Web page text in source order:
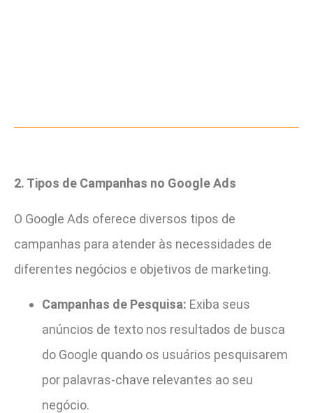
2. Tipos de Campanhas no Google Ads
O Google Ads oferece diversos tipos de
campanhas para atender às necessidades de
diferentes negócios e objetivos de marketing.
Campanhas de Pesquisa: Exiba seus
anúncios de texto nos resultados de busca
do Google quando os usuários pesquisarem
por palavras-chave relevantes ao seu
negócio.